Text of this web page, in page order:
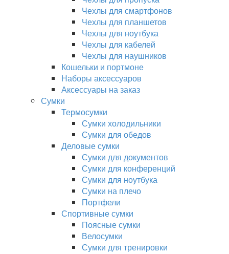
Чехлы для смартфонов
Чехлы для планшетов
Чехлы для ноутбука
Чехлы для кабелей
Чехлы для наушников
Кошельки и портмоне
Наборы аксессуаров
Аксессуары на заказ
Сумки
Термосумки
Сумки холодильники
Сумки для обедов
Деловые сумки
Сумки для документов
Сумки для конференций
Сумки для ноутбука
Сумки на плечо
Портфели
Спортивные сумки
Поясные сумки
Велосумки
Сумки для тренировки